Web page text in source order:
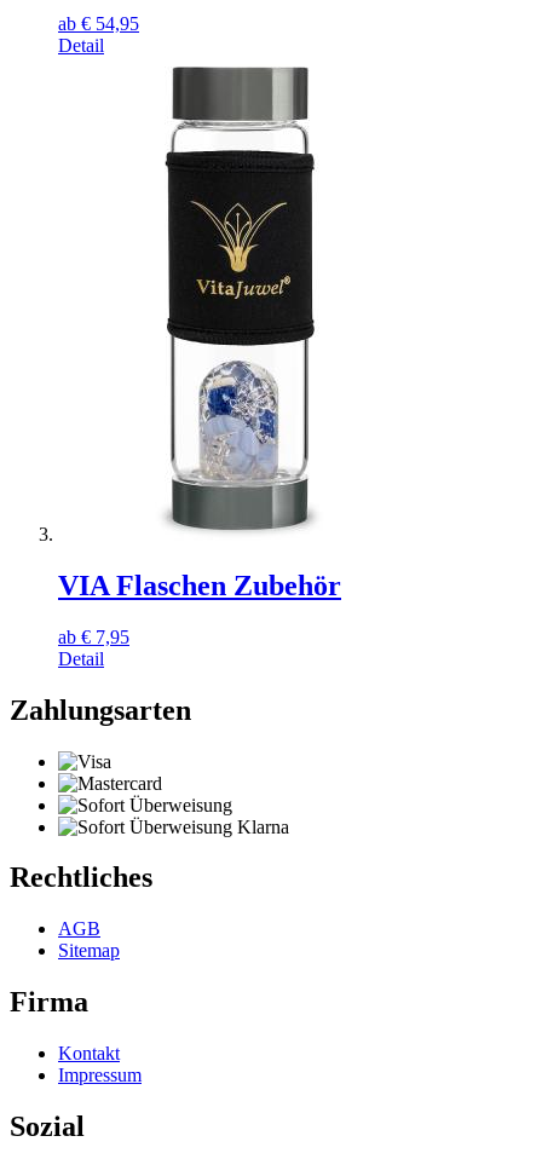
ab € 54,95
Detail
VIA Flaschen Zubehör
ab € 7,95
Detail
Zahlungsarten
Rechtliches
AGB
Sitemap
Firma
Kontakt
Impressum
Sozial